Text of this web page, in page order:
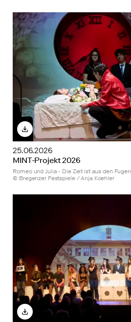
25.06.2026
MINT-Projekt 2026
Romeo und Julia - Die Zeit ist aus den Fugen
© Bregenzer Festspiele / Anja Koehler